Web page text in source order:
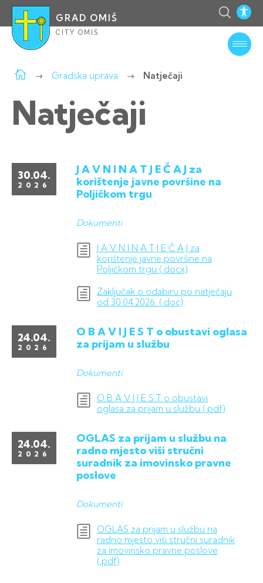
GRAD OMIŠ
CITY OMIŠ
Gradska uprava Natječaji
Natječaji
30.04.
2026
J A V N I N A T J E Č A J za
korištenje javne površine na
Poljičkom trgu
Dokumenti
J A V N I N A T J E Č A J za
korištenje javne površine na
Poljičkom trgu (.docx)
Zaključak o odabiru po natječaju
od 30.04.2026. (.doc)
24.04.
2026
O B A V I J E S T o obustavi oglasa
za prijam u službu
Dokumenti
O B A V I J E S T o obustavi
oglasa za prijam u službu (.pdf)
24.04.
2026
OGLAS za prijam u službu na
radno mjesto viši stručni
suradnik za imovinsko pravne
poslove
Dokumenti
OGLAS za prijam u službu na
radno mjesto viši stručni suradnik
za imovinsko pravne poslove
(.pdf)